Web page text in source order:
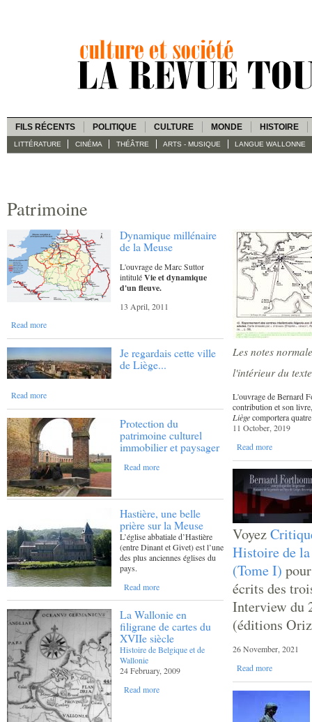
FILS RÉCENTS POLITIQUE CULTURE MONDE HISTOIRE
LITTÉRATURE CINÉMA THÉÂTRE ARTS - MUSIQUE LANGUE WALLONNE
Patrimoine
Dynamique millénaire
de la Meuse
L'ouvrage de Marc Suttor
intituléVie et dynamique
d'un fleuve.
13 April, 2011
Read more
Je regardais cette ville
de Liège...
Read more
Protection du
patrimoine culturel
immobilier et paysager
Read more
Hastière, une belle
prière sur la Meuse
L’église abbatiale d’Hastière
(entre Dinant et Givet) est l’une
des plus anciennes églises du
pays.
Read more
La Wallonie en
filigrane de cartes du
XVIIe siècle
Histoire de Belgique et de
Wallonie
24 February, 2009
Read more
Les notes
l'intérieur du texte
L'ouvrage de Bernard
contribution et son
Liègecomportera
11 October, 2019
Read more
Voyez
Histoire de la
(Tome I)
écrits des
Interview du
(éditions
26 November, 2021
Read more